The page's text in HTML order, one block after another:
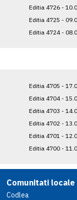
Editia 4726 -
Editia 4725 -
Editia 4724 -
Editia 4705 -
Editia 4704 -
Editia 4703 -
Editia 4702 -
Editia 4701 -
Editia 4700 -
Comunitati locale
Codlea